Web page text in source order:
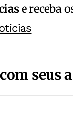
e receba
seus